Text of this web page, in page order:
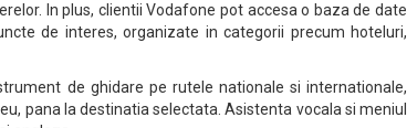
In plus, clientii Vodafone pot accesa o baza de date
de interes, organizate in categorii precum hoteluri,
de ghidare pe rutele nationale si internationale,
pana la destinatia selectata. Asistenta vocala si meniul